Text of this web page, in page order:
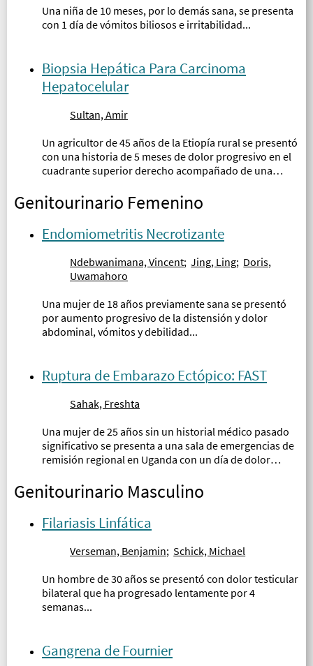
Una niña de 10 meses, por lo demás sana, se presenta
con 1 día de vómitos biliosos e irritabilidad...
Biopsia Hepática Para Carcinoma
Hepatocelular
Sultan, Amir
Un agricultor de 45 años de la Etiopía rural se presentó
con una historia de 5 meses de dolor progresivo en el
cuadrante superior derecho acompañado de una
Genitourinario Femenino
Endomiometritis Necrotizante
Ndebwanimana, Vincent; Jing, Ling; Doris,
Uwamahoro
Una mujer de 18 años previamente sana se presentó
por aumento progresivo de la distensión y dolor
abdominal, vómitos y debilidad...
Ruptura de Embarazo Ectópico: FAST
Sahak, Freshta
Una mujer de 25 años sin un historial médico pasado
significativo se presenta a una sala de emergencias de
remisión regional en Uganda con un día de dolor
inferior del abdomen...
Genitourinario Masculino
Filariasis Linfática
Verseman, Benjamin; Schick, Michael
Un hombre de 30 años se presentó con dolor testicular
bilateral que ha progresado lentamente por 4
semanas...
Gangrena de Fournier